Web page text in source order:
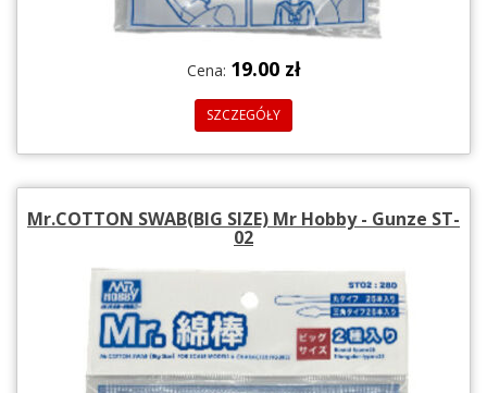
Cena: 19.00 zł
SZCZEGÓŁY
Mr.COTTON SWAB(BIG SIZE) Mr Hobby - Gunze ST-
02